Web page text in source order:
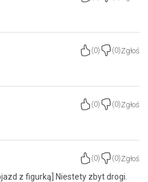
(0) (0)Zgłoś
(0) (0)Zgłoś
(0) (0)Zgłoś
z figurką] Niestety zbyt drogi.